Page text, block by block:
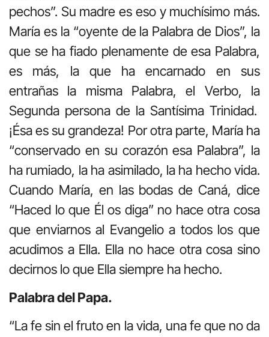
pechos”. Su madre es eso y muchísimo más.
María es la “oyente de la Palabra de Dios”, la
que se ha fiado plenamente de esa Palabra,
es más, la que ha encarnado en sus
entrañas la misma Palabra, el Verbo, la
Segunda persona de la Santísima Trinidad.
¡Ésa es su grandeza! Por otra parte, María ha
“conservado en su corazón esa Palabra”, la
ha rumiado, la ha asimilado, la ha hecho vida.
Cuando María, en las bodas de Caná, dice
“Haced lo que Él os diga” no hace otra cosa
que enviarnos al Evangelio a todos los que
acudimos a Ella. Ella no hace otra cosa sino
decirnos lo que Ella siempre ha hecho.
Palabra del Papa.
“La fe sin el fruto en la vida, una fe que no da